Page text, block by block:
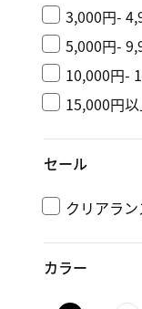
3,000円-
5,000円-
10,000円-
15,000円
セール
クリアラ
カラー